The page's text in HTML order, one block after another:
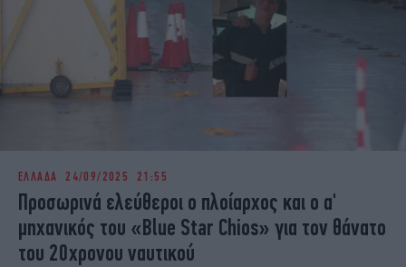
ΕΛΛΑΔΑ 24/09/2025 21:55
Προσωρινά ελεύθεροι ο πλοίαρχος και ο α'
μηχανικός του «Blue Star Chios» για τον θάνατο
του 20χρονου ναυτικού